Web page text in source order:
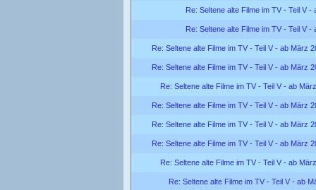
Re: Seltene alte Filme im TV - Teil V -
Re: Seltene alte Filme im TV - Teil V -
Re: Seltene alte Filme im TV - Teil V - ab März
Re: Seltene alte Filme im TV - Teil V - ab März
Re: Seltene alte Filme im TV - Teil V - ab
Re: Seltene alte Filme im TV - Teil V - ab März
Re: Seltene alte Filme im TV - Teil V - ab März
Re: Seltene alte Filme im TV - Teil V - ab März
Re: Seltene alte Filme im TV - Teil V - ab
Re: Seltene alte Filme im TV - Teil V - ab